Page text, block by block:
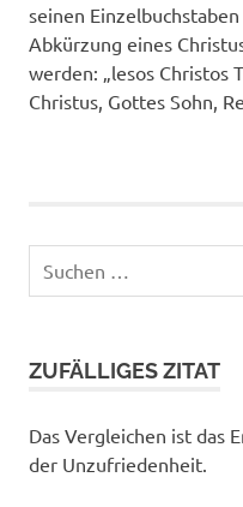
seinen Einzelbuchstaben
Abkürzung eines
werden: „lesos Christos
Christus, Gottes Sohn,
Suchen
ZUFÄLLIGES ZITAT
Das Vergleichen ist das
der Unzufriedenheit.